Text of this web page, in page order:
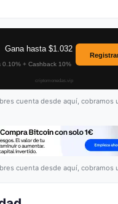
cuenta desde aquí, cobramos
cuenta desde aquí, cobramos